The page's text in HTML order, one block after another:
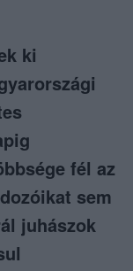
ki
fél az
sem
juhászok